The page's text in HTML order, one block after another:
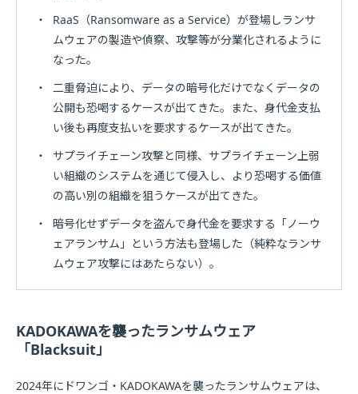
・
RaaS（Ransomware as a Service）が登場しランサ
ムウェアの製造や偵察、攻撃等が分業化されるように
なった。
・
二重脅迫により、データの暗号化だけでなくデータの
公開も恐喝するケースが出てきた。また、身代金支払
い後も再度支払いを要求するケースが出てきた。
・
サプライチェーン攻撃と同様、サプライチェーン上弱
い組織のシステムを通じて侵入し、より恐喝する価値
の高い別の組織を狙うケースが出てきた。
・
暗号化せずデータを盗んで身代金を要求する「ノーウ
ェアランサム」という方法も登場した（純粋なランサ
ムウェア攻撃にはあたらない）。
KADOKAWAを襲ったランサムウェア
「Blacksuit」
2024年にドワンゴ・KADOKAWAを襲ったランサムウェアは、